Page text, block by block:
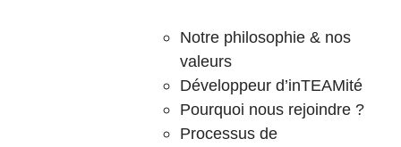
Notre philosophie & nos
valeurs
Développeur d’inTEAMité
Pourquoi nous rejoindre ?
Processus de